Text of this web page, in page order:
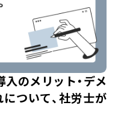
入のメリット・デメ
ついて、社労士が